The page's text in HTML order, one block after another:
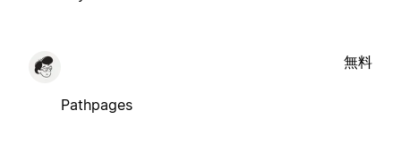
Pathpages
無料